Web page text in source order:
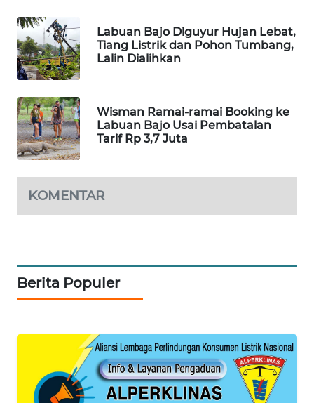
Labuan Bajo Diguyur Hujan Lebat,
Tiang Listrik dan Pohon Tumbang,
Lalin Dialihkan
Wisman Ramai-ramai Booking ke
Labuan Bajo Usai Pembatalan
Tarif Rp 3,7 Juta
KOMENTAR
Berita Populer
WAHANA
HEALTH
WAHANA
WISATA
LAPAK
WAHANA
Wahana
Network
MASYARAKAT
MAWAKA